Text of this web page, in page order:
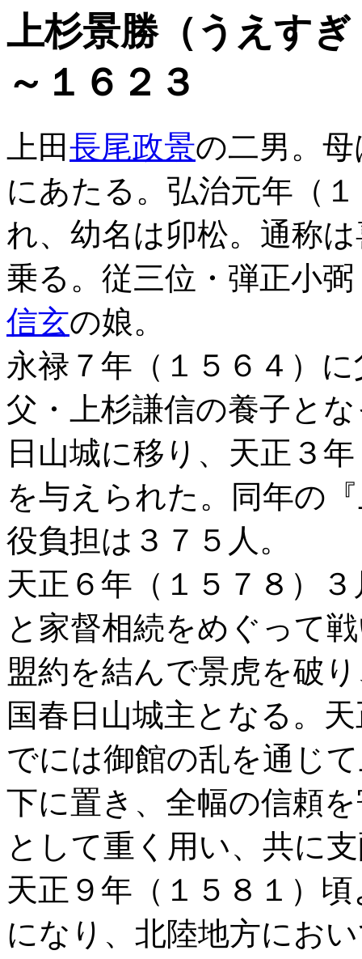
上杉景勝（うえす
～１６２３
上田 長尾政景の二男。母
にあたる。弘治元年（
れ、幼名は卯松。通称
乗る。従三位・弾正小
信玄の娘。
永禄７年（１５６４）
父・上杉謙信の養子と
日山城に移り、天正３
を与えられた。同年の
役負担は３７５人。
天正６年（１５７８）
と家督相続をめぐって
盟約を結んで景虎を破
国春日山城主となる。
でには御館の乱を通じ
下に置き、全幅の信頼
として重く用い、共に
天正９年（１５８１）
になり、北陸地方にお